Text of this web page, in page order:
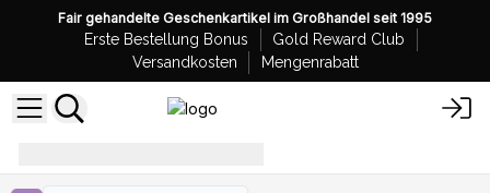
Fair gehandelte Geschenkartikel im Großhandel seit 1995
Erste Bestellung Bonus
Gold Reward Club
Versandkosten
Mengenrabatt